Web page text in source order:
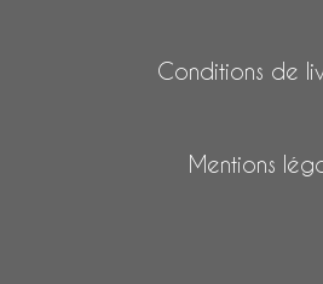
Conditions de
Mentions